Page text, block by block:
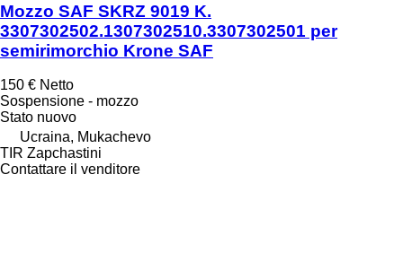
Mozzo SAF SKRZ 9019 K.
3307302502.1307302510.3307302501 per
semirimorchio Krone SAF
150 € Netto
Sospensione - mozzo
Stato nuovo
Ucraina, Mukachevo
TIR Zapchastini
Contattare il venditore